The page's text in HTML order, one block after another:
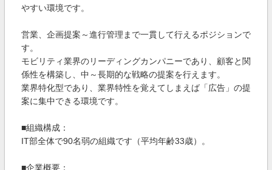
やすい環境です。
営業、企画提案～進行管理まで一貫して行えるポジションで
す。
モビリティ業界のリーディングカンパニーであり、顧客と関
係性を構築し、中～長期的な戦略の提案を行えます。
業界特化型であり、業界特性を覚えてしまえば「広告」の提
案に集中できる環境です。
■組織構成：
IT部全体で90名弱の組織です（平均年齢33歳）。
■企業概要：